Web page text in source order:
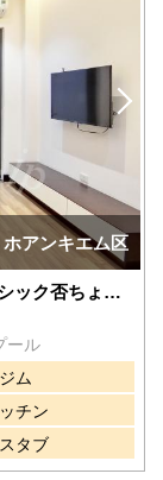
ホアンキエム区
いい物件です。
ール
ジム
チン
タブ